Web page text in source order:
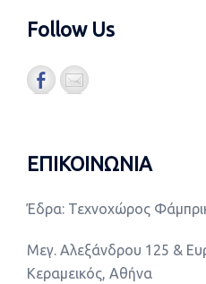
Follow Us
ΕΠΙΚΟΙΝΩΝΙΑ
Έδρα: Τεχνοχώρος
Μεγ. Αλεξάνδρου 125 &
Κεραμεικός, Αθήνα